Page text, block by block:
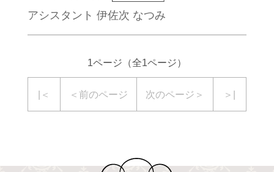
アシスタント 伊佐次 なつみ
1ページ（全1ページ）
|＜ ＜前のページ 次のページ＞ ＞|